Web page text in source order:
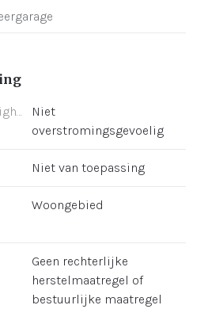
Niet
overstromingsgevoelig
Niet van toepassing
Woongebied
Geen rechterlijke
herstelmaatregel of
bestuurlijke maatregel